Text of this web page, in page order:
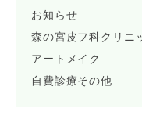
お知らせ
森の宮皮フ科クリニ
アートメイク
自費診療その他